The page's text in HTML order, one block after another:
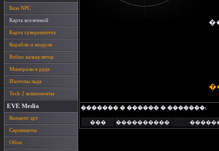
База NPC
Карта вселенной
Карта суверенитета
Корабли и модули
Refine калькулятор
Минералы в руде
Изотопы льда
Tech 2 компоненты
EVE Media
Концепт арт
Скриншоты
Обои
������� � ������ � �������:
��� ����������